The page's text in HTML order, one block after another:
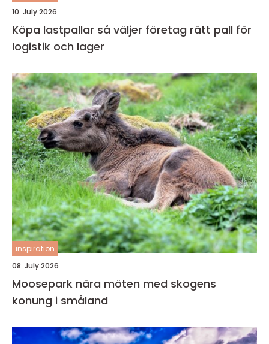
10. July 2026
Köpa lastpallar så väljer företag rätt pall för
logistik och lager
inspiration
08. July 2026
Moosepark nära möten med skogens
konung i småland